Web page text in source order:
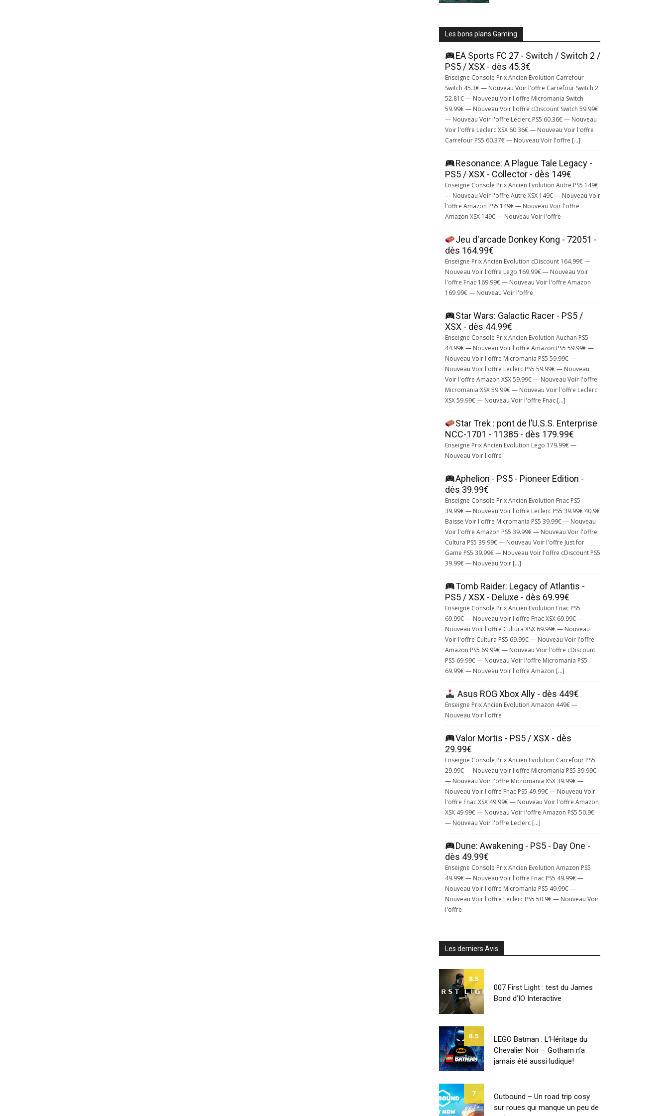
Les bons plans Gaming
EA Sports FC 27 - Switch / Switch 2 /
PS5 / XSX - dès 45.3€
Enseigne Console Prix Ancien Evolution Carrefour
Switch 45.3€ — Nouveau Voir l'offre Carrefour Switch 2
52.81€ — Nouveau Voir l'offre Micromania Switch
59.99€ — Nouveau Voir l'offre cDiscount Switch 59.99€
— Nouveau Voir l'offre Leclerc PS5 60.36€ — Nouveau
Voir l'offre Leclerc XSX 60.36€ — Nouveau Voir l'offre
Carrefour PS5 60.37€ — Nouveau Voir l'offre […]
Resonance: A Plague Tale Legacy -
PS5 / XSX - Collector - dès 149€
Enseigne Console Prix Ancien Evolution Autre PS5 149€
— Nouveau Voir l'offre Autre XSX 149€ — Nouveau Voir
l'offre Amazon PS5 149€ — Nouveau Voir l'offre
Amazon XSX 149€ — Nouveau Voir l'offre
Jeu d'arcade Donkey Kong - 72051 -
dès 164.99€
Enseigne Prix Ancien Evolution cDiscount 164.99€ —
Nouveau Voir l'offre Lego 169.99€ — Nouveau Voir
l'offre Fnac 169.99€ — Nouveau Voir l'offre Amazon
169.99€ — Nouveau Voir l'offre
Star Wars: Galactic Racer - PS5 /
XSX - dès 44.99€
Enseigne Console Prix Ancien Evolution Auchan PS5
44.99€ — Nouveau Voir l'offre Amazon PS5 59.99€ —
Nouveau Voir l'offre Micromania PS5 59.99€ —
Nouveau Voir l'offre Leclerc PS5 59.99€ — Nouveau
Voir l'offre Amazon XSX 59.99€ — Nouveau Voir l'offre
Micromania XSX 59.99€ — Nouveau Voir l'offre Leclerc
XSX 59.99€ — Nouveau Voir l'offre Fnac […]
Star Trek : pont de l’U.S.S. Enterprise
NCC-1701 - 11385 - dès 179.99€
Enseigne Prix Ancien Evolution Lego 179.99€ —
Nouveau Voir l'offre
Aphelion - PS5 - Pioneer Edition -
dès 39.99€
Enseigne Console Prix Ancien Evolution Fnac PS5
39.99€ — Nouveau Voir l'offre Leclerc PS5 39.99€ 40.9€
Baisse Voir l'offre Micromania PS5 39.99€ — Nouveau
Voir l'offre Amazon PS5 39.99€ — Nouveau Voir l'offre
Cultura PS5 39.99€ — Nouveau Voir l'offre Just for
Game PS5 39.99€ — Nouveau Voir l'offre cDiscount PS5
39.99€ — Nouveau Voir […]
Tomb Raider: Legacy of Atlantis -
PS5 / XSX - Deluxe - dès 69.99€
Enseigne Console Prix Ancien Evolution Fnac PS5
69.99€ — Nouveau Voir l'offre Fnac XSX 69.99€ —
Nouveau Voir l'offre Cultura XSX 69.99€ — Nouveau
Voir l'offre Cultura PS5 69.99€ — Nouveau Voir l'offre
Amazon PS5 69.99€ — Nouveau Voir l'offre cDiscount
PS5 69.99€ — Nouveau Voir l'offre Micromania PS5
69.99€ — Nouveau Voir l'offre Amazon […]
Asus ROG Xbox Ally - dès 449€
Enseigne Prix Ancien Evolution Amazon 449€ —
Nouveau Voir l'offre
Valor Mortis - PS5 / XSX - dès
29.99€
Enseigne Console Prix Ancien Evolution Carrefour PS5
29.99€ — Nouveau Voir l'offre Micromania PS5 39.99€
— Nouveau Voir l'offre Micromania XSX 39.99€ —
Nouveau Voir l'offre Fnac PS5 49.99€ — Nouveau Voir
l'offre Fnac XSX 49.99€ — Nouveau Voir l'offre Amazon
XSX 49.99€ — Nouveau Voir l'offre Amazon PS5 50.9€
— Nouveau Voir l'offre Leclerc […]
Dune: Awakening - PS5 - Day One -
dès 49.99€
Enseigne Console Prix Ancien Evolution Amazon PS5
49.99€ — Nouveau Voir l'offre Fnac PS5 49.99€ —
Nouveau Voir l'offre Micromania PS5 49.99€ —
Nouveau Voir l'offre Leclerc PS5 50.9€ — Nouveau Voir
l'offre
Les derniers Avis
8.5
007 First Light : test du James
Bond d’IO Interactive
8.5
LEGO Batman : L’Héritage du
Chevalier Noir – Gotham n’a
jamais été aussi ludique!
7
Outbound – Un road trip cosy
sur roues qui manque un peu de